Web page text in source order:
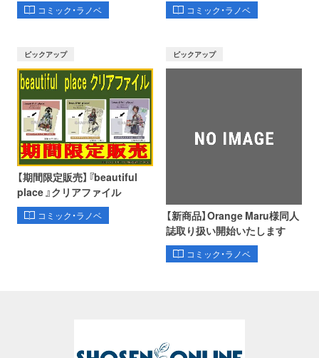
コミック・ラノベ コミック・ラノベ
ピックアップ
【期間限定販売】『beautiful
place 』クリアファイル
コミック・ラノベ
ピックアップ
【新商品】Orange Maru様同人
誌取り扱い開始いたします
コミック・ラノベ